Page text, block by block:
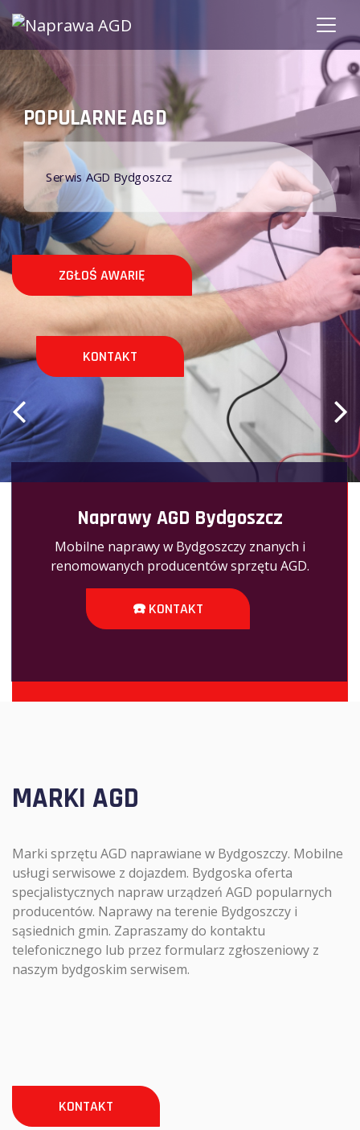
POPULARNE AGD
Serwis AGD Bydgoszcz
ZGŁOŚ AWARIĘ
KONTAKT
Naprawy AGD Bydgoszcz
Mobilne naprawy w Bydgoszczy znanych i
renomowanych producentów sprzętu AGD.
☎️ KONTAKT
MARKI AGD
Marki sprzętu AGD naprawiane w Bydgoszczy. Mobilne
usługi serwisowe z dojazdem. Bydgoska oferta
specjalistycznych napraw urządzeń AGD popularnych
producentów. Naprawy na terenie Bydgoszczy i
sąsiednich gmin. Zapraszamy do kontaktu
telefonicznego lub przez formularz zgłoszeniowy z
naszym bydgoskim serwisem.
KONTAKT